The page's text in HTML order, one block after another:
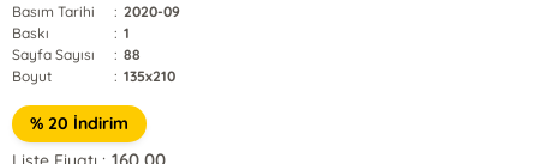
Basım Tarihi
: 2020-09
Baskı
: 1
Sayfa Sayısı
: 88
Boyut
: 135x210
% 20 İndirim